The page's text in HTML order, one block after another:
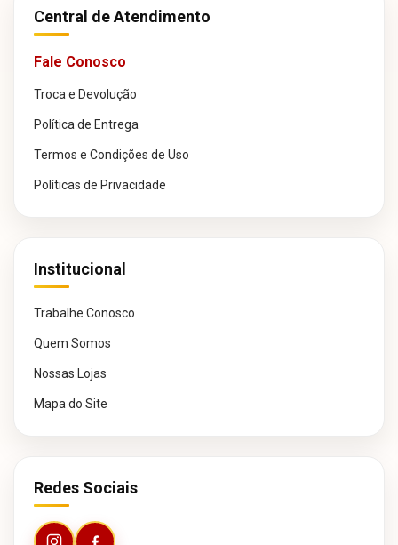
Central de Atendimento
Fale Conosco
Troca e Devolução
Política de Entrega
Termos e Condições de Uso
Políticas de Privacidade
Institucional
Trabalhe Conosco
Quem Somos
Nossas Lojas
Mapa do Site
Redes Sociais